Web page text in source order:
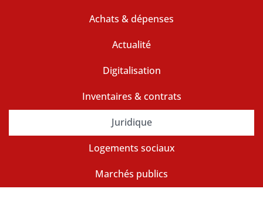
Achats & dépenses
Actualité
Digitalisation
Inventaires & contrats
Juridique
Logements sociaux
Marchés publics